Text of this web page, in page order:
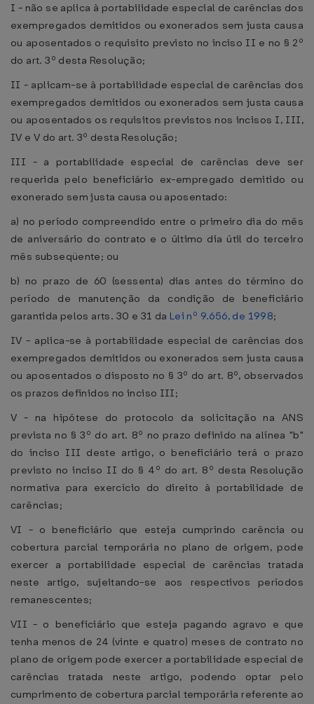
I - não se aplica à portabilidade especial de carências dos
exempregados demitidos ou exonerados sem justa causa
ou aposentados o requisito previsto no inciso II e no § 2º
do art. 3º desta Resolução;
II - aplicam-se à portabilidade especial de carências dos
exempregados demitidos ou exonerados sem justa causa
ou aposentados os requisitos previstos nos incisos I, III,
IV e V do art. 3º desta Resolução;
III - a portabilidade especial de carências deve ser
requerida pelo beneficiário ex-empregado demitido ou
exonerado sem justa causa ou aposentado:
a) no período compreendido entre o primeiro dia do mês
de aniversário do contrato e o último dia útil do terceiro
mês subseqüente; ou
b) no prazo de 60 (sessenta) dias antes do término do
período de manutenção da condição de beneficiário
garantida pelos arts. 30 e 31 da Lei nº 9.656, de 1998;
IV - aplica-se à portabilidade especial de carências dos
exempregados demitidos ou exonerados sem justa causa
ou aposentados o disposto no § 3º do art. 8º, observados
os prazos definidos no inciso III;
V - na hipótese do protocolo da solicitação na ANS
prevista no § 3º do art. 8º no prazo definido na alínea "b"
do inciso III deste artigo, o beneficiário terá o prazo
previsto no inciso II do § 4º do art. 8º desta Resolução
normativa para exercício do direito à portabilidade de
carências;
VI - o beneficiário que esteja cumprindo carência ou
cobertura parcial temporária no plano de origem, pode
exercer a portabilidade especial de carências tratada
neste artigo, sujeitando-se aos respectivos períodos
remanescentes;
VII - o beneficiário que esteja pagando agravo e que
tenha menos de 24 (vinte e quatro) meses de contrato no
plano de origem pode exercer a portabilidade especial de
carências tratada neste artigo, podendo optar pelo
cumprimento de cobertura parcial temporária referente ao